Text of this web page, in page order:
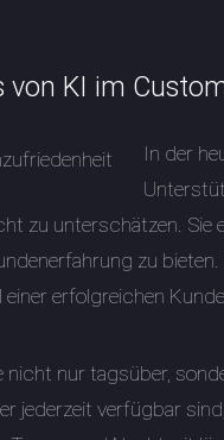
KI im
In der
zu unterschätzen.
zu
erfolgreichen
nicht nur tagsüber,
jederzeit verfügbar